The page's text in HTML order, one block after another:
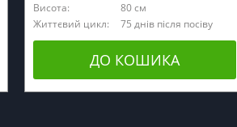
Висота:
80 см
Життєвий цикл:
75 днів після посіву
ДО КОШИКА